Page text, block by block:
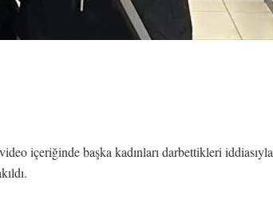
içeriğinde başka kadınları darbettikleri iddiasıyla